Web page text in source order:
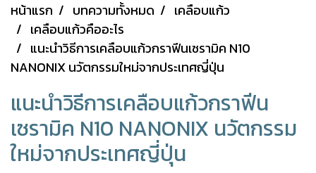
หน้าแรก บทความทั้งหมด
เคลือบแก้ว
เคลือบแก้วคืออะไร
แนะนำวิธีการเคลือบแก้วกราฟีนเซรามิค N10
NANONIX นวัตกรรมใหม่จากประเทศญี่ปุ่น
แนะนำวิธีการเคลือบแก้วกราฟีน
เซรามิค N10 NANONIX นวัตกรรม
ใหม่จากประเทศญี่ปุ่น